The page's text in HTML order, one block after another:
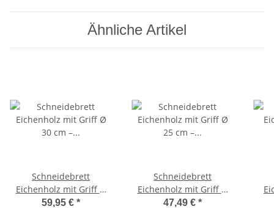
Ähnliche Artikel
Schneidebrett
Eichenholz mit Griff Ø
30 cm – geölt
59,95 € *
Schneidebrett
Eichenholz mit Griff Ø
25 cm – geölt
47,49 € *